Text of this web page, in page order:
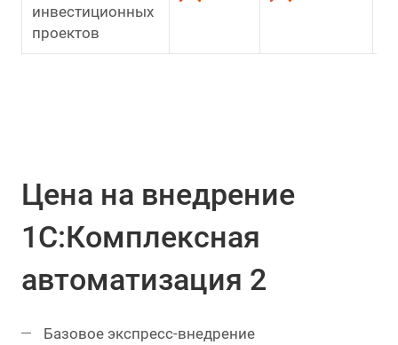
инвестиционных
проектов
Цена на внедрение
1С:Комплексная
автоматизация 2
Базовое экспресс-внедрение